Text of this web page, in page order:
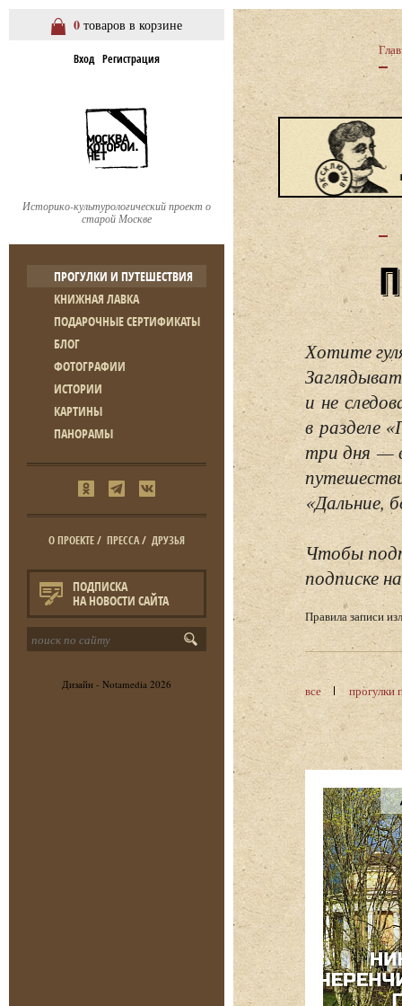
0 товаров в корзине
Вход Регистрация
Историко-культурологический проект о
старой Москве
ПРОГУЛКИ И ПУТЕШЕСТВИЯ
КНИЖНАЯ ЛАВКА
ПОДАРОЧНЫЕ СЕРТИФИКАТЫ
БЛОГ
ФОТОГРАФИИ
ИСТОРИИ
КАРТИНЫ
ПАНОРАМЫ
О ПРОЕКТЕ/ ПРЕССА/ ДРУЗЬЯ
ПОДПИСКА
НА НОВОСТИ САЙТА
Дизайн - Notamedia 2026
Хотите
и не
в разделе
три дня —
«Дальние,
Чтобы
подписке
Правила записи
все прогулки